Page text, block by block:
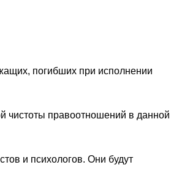
погибших при исполнении
чистоты правоотношений в данной
и психологов. Они будут